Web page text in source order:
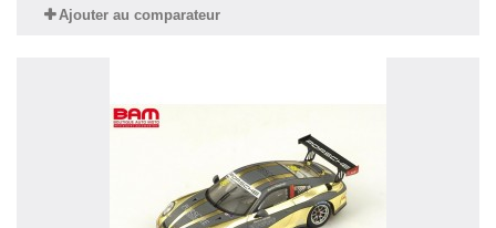
Ajouter au comparateur